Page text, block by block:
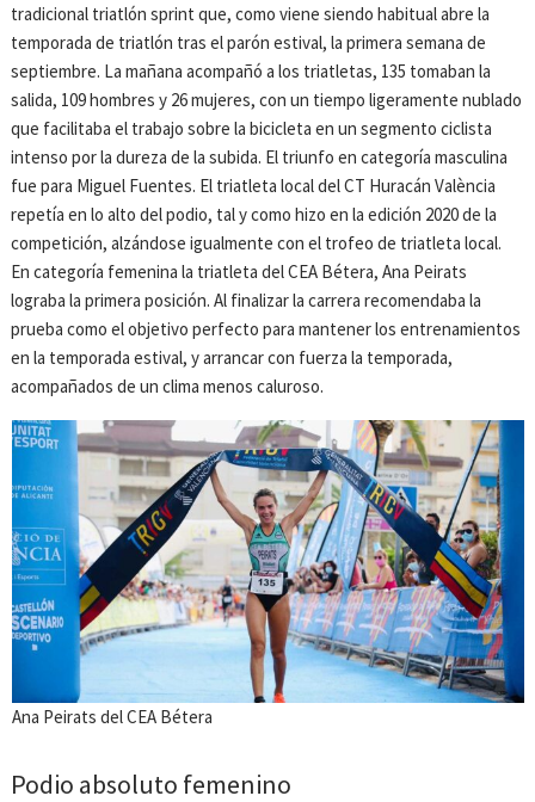
tradicional triatlón sprint que, como viene siendo habitual abre la
temporada de triatlón tras el parón estival, la primera semana de
septiembre. La mañana acompañó a los triatletas, 135 tomaban la
salida, 109 hombres y 26 mujeres, con un tiempo ligeramente nublado
que facilitaba el trabajo sobre la bicicleta en un segmento ciclista
intenso por la dureza de la subida. El triunfo en categoría masculina
fue para Miguel Fuentes. El triatleta local del CT Huracán València
repetía en lo alto del podio, tal y como hizo en la edición 2020 de la
competición, alzándose igualmente con el trofeo de triatleta local.
En categoría femenina la triatleta del CEA Bétera, Ana Peirats
lograba la primera posición. Al finalizar la carrera recomendaba la
prueba como el objetivo perfecto para mantener los entrenamientos
en la temporada estival, y arrancar con fuerza la temporada,
acompañados de un clima menos caluroso.
Ana Peirats del CEA Bétera
Podio absoluto femenino